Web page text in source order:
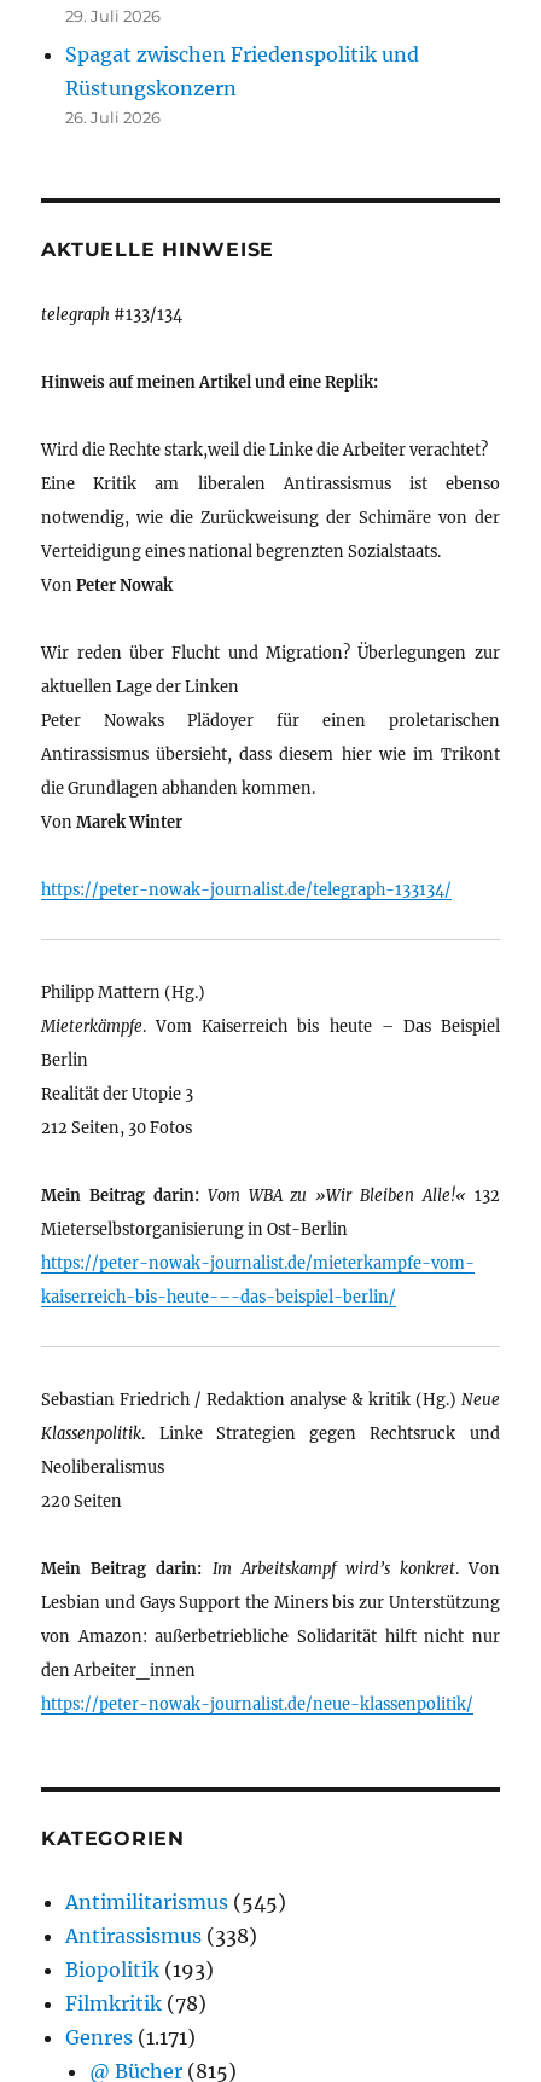
29. Juli 2026
Spagat zwischen Friedenspolitik und
Rüstungskonzern
26. Juli 2026
AKTUELLE HINWEISE
telegraph #133/134
Hinweis auf meinen Artikel und eine Replik:
Wird die Rechte stark,weil die Linke die Arbeiter verachtet?
Eine Kritik am liberalen Antirassismus ist ebenso
notwendig, wie die Zurückweisung der Schimäre von der
Verteidigung eines national begrenzten Sozialstaats.
VonPeter Nowak
Wir reden über Flucht und Migration? Überlegungen zur
aktuellen Lage der Linken
Peter Nowaks Plädoyer für einen proletarischen
Antirassismus übersieht, dass diesem hier wie im Trikont
die Grundlagen abhanden kommen.
VonMarek Winter
https://peter-nowak-journalist.de/telegraph-133134/
Philipp Mattern (Hg.)
Mieterkämpfe. Vom Kaiserreich bis heute – Das Beispiel
Berlin
Realität der Utopie 3
212 Seiten, 30 Fotos
Mein Beitrag darin: Vom WBA zu »Wir Bleiben Alle!« 132
Mieterselbstorganisierung in Ost-Berlin
https://peter-nowak-journalist.de/mieterkampfe-vom-
kaiserreich-bis-heute-–-das-beispiel-berlin/
Sebastian Friedrich / Redaktion analyse & kritik (Hg.) Neue
Klassenpolitik. Linke Strategien gegen Rechtsruck und
Neoliberalismus
220 Seiten
Mein Beitrag darin: Im Arbeitskampf wird’s konkret. Von
Lesbian und Gays Support the Miners bis zur Unterstützung
von Amazon: außerbetriebliche Solidarität hilft nicht nur
den Arbeiter_innen
https://peter-nowak-journalist.de/neue-klassenpolitik/
KATEGORIEN
Antimilitarismus (545)
Antirassismus (338)
Biopolitik (193)
Filmkritik (78)
Genres (1.171)
@ Bücher (815)